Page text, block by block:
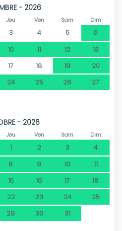
- 2026
Jeu Ven Sam Dim
3 4 5
6
10 11 12
13
17 18 19
20
24 25 26
27
- 2026
Jeu Ven Sam Dim
1 2 3
4
8 9 10
11
15 16 17
18
22 23 24
25
29 30 31